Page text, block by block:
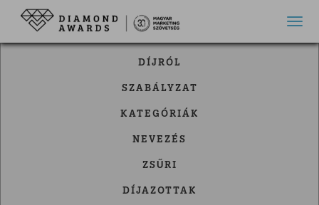
DÍJRÓL
SZABÁLYZAT
KATEGÓRIÁK
NEVEZÉS
ZSŰRI
DÍJAZOTTAK